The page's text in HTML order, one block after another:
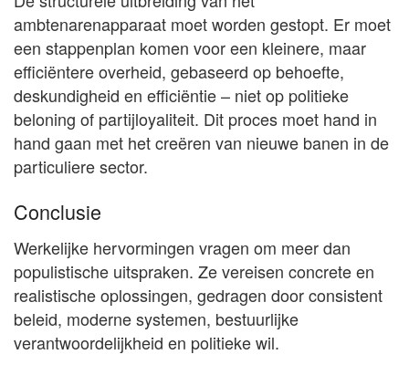
ambtenarenapparaat moet worden gestopt. Er moet
een stappenplan komen voor een kleinere, maar
efficiëntere overheid, gebaseerd op behoefte,
deskundigheid en efficiëntie – niet op politieke
beloning of partijloyaliteit. Dit proces moet hand in
hand gaan met het creëren van nieuwe banen in de
particuliere sector.
Conclusie
Werkelijke hervormingen vragen om meer dan
populistische uitspraken. Ze vereisen concrete en
realistische oplossingen, gedragen door consistent
beleid, moderne systemen, bestuurlijke
verantwoordelijkheid en politieke wil.